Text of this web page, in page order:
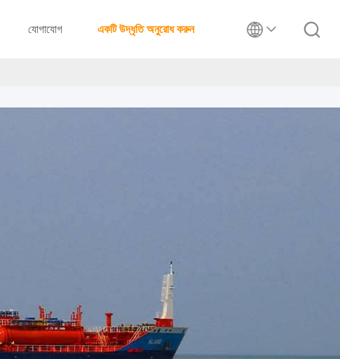
যোগাযোগ একটি উদ্ধৃতি অনুরোধ করুন